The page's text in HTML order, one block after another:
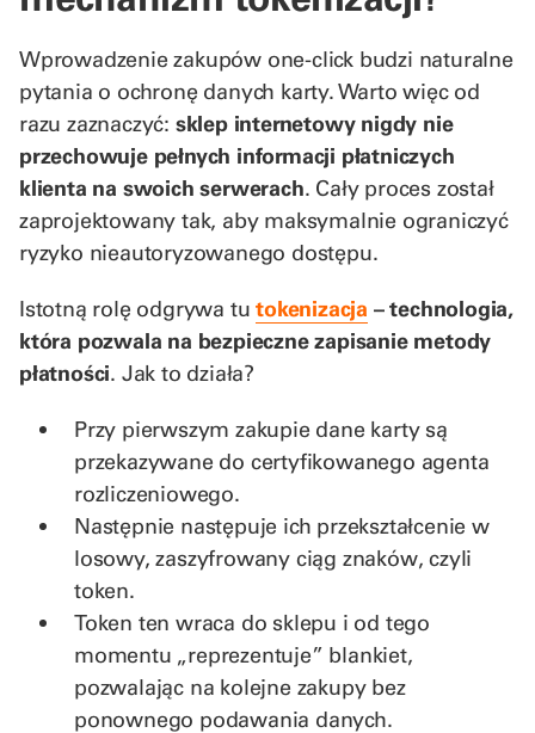
Wprowadzenie zakupów one-click budzi naturalne
pytania o ochronę danych karty. Warto więc od
razu zaznaczyć: sklep internetowy nigdy nie
przechowuje pełnych informacji płatniczych
klienta na swoich serwerach. Cały proces został
zaprojektowany tak, aby maksymalnie ograniczyć
ryzyko nieautoryzowanego dostępu.
Istotną rolę odgrywa tutokenizacja – technologia,
która pozwala na bezpieczne zapisanie metody
płatności. Jak to działa?
Przy pierwszym zakupie dane karty są
przekazywane do certyfikowanego agenta
rozliczeniowego.
Następnie następuje ich przekształcenie w
losowy, zaszyfrowany ciąg znaków, czyli
token.
Token ten wraca do sklepu i od tego
momentu „reprezentuje” blankiet,
pozwalając na kolejne zakupy bez
ponownego podawania danych.